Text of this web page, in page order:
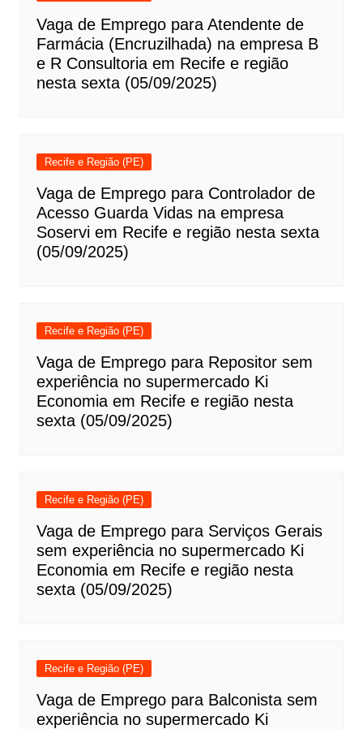
Vaga de Emprego para Atendente de
Farmácia (Encruzilhada) na empresa B
e R Consultoria em Recife e região
nesta sexta (05/09/2025)
Recife e Região (PE)
Vaga de Emprego para Controlador de
Acesso Guarda Vidas na empresa
Soservi em Recife e região nesta sexta
(05/09/2025)
Recife e Região (PE)
Vaga de Emprego para Repositor sem
experiência no supermercado Ki
Economia em Recife e região nesta
sexta (05/09/2025)
Recife e Região (PE)
Vaga de Emprego para Serviços Gerais
sem experiência no supermercado Ki
Economia em Recife e região nesta
sexta (05/09/2025)
Recife e Região (PE)
Vaga de Emprego para Balconista sem
experiência no supermercado Ki